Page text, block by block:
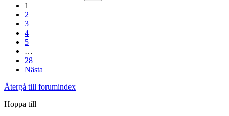
1
2
3
4
5
…
28
Nästa
Återgå till forumindex
Hoppa till